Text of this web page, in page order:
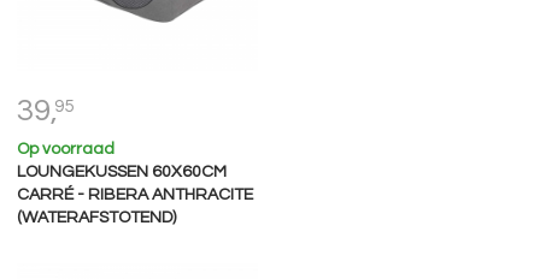
39,95
Op voorraad
LOUNGEKUSSEN 60X60CM
CARRÉ - RIBERA ANTHRACITE
(WATERAFSTOTEND)